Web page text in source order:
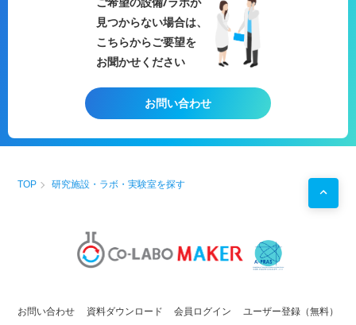
見つからない場合は、
こちらからご要望を
お聞かせください
お問い合わせ
TOP 研究施設・ラボ・実験室を探す
お問い合わせ 資料ダウンロード 会員ログイン ユーザー登録（無料）